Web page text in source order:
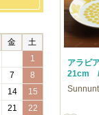
アラビ
21cm
金
土
1
7
8
14
15
21
22